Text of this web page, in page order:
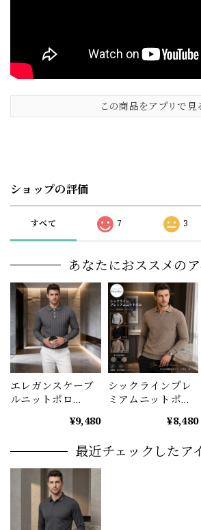
この商品をアプリで見
ショップの評価
すべて 7 3
あなたにおススメの
エレガンスケーブ
ルニットポロ
¥9,480
シックラインプレ
ミアムニットポロ
¥8,480
最近チェックしたア